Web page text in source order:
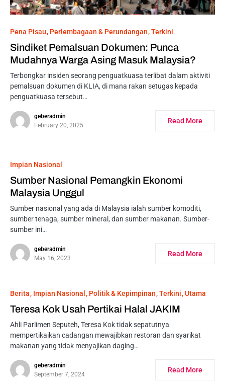
Pena Pisau Perlembagaan & Perundangan Terkini
Sindiket Pemalsuan Dokumen: Punca
Mudahnya Warga Asing Masuk Malaysia?
Terbongkar insiden seorang penguatkuasa terlibat dalam aktiviti
pemalsuan dokumen di KLIA, di mana rakan setugas kepada
penguatkuasa tersebut…
geberadmin
February 20, 2025
Read More
Impian Nasional
Sumber Nasional Pemangkin Ekonomi
Malaysia Unggul
Sumber nasional yang ada di Malaysia ialah sumber komoditi,
sumber tenaga, sumber mineral, dan sumber makanan. Sumber-
sumber ini…
geberadmin
May 16, 2023
Read More
Berita Impian Nasional Politik & Kepimpinan Terkini Utama
Teresa Kok Usah Pertikai Halal JAKIM
Ahli Parlimen Seputeh, Teresa Kok tidak sepatutnya
mempertikaikan cadangan mewajibkan restoran dan syarikat
makanan yang tidak menyajikan daging…
geberadmin
September 7, 2024
Read More